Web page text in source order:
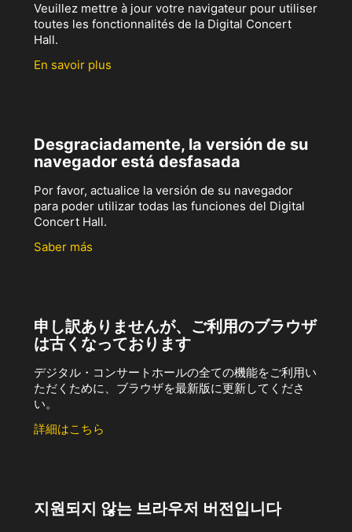
Veuillez mettre à jour votre navigateur pour utiliser
toutes les fonctionnalités de la Digital Concert
Hall.
En savoir plus
Desgraciadamente, la versión de su
navegador está desfasada
Por favor, actualice la versión de su navegador
para poder utilizar todas las funciones del Digital
Concert Hall.
Saber más
申し訳ありませんが、ご利用のブラウザ
は古くなっております
デジタル・コンサートホールの全ての機能をご利用い
ただくために、ブラウザを最新版に更新してくださ
い。
詳細はこちら
지원되지 않는 브라우저 버전입니다